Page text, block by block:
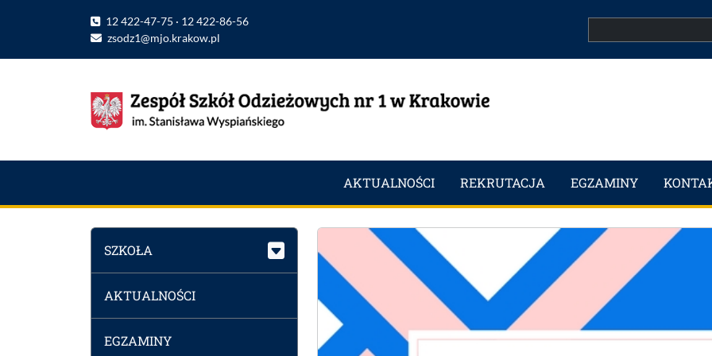
12 422-47-75 · 12 422-86-56
zsodz1@mjo.krakow.pl
AKTUALNOŚCI REKRUTACJA EGZAMINY
SZKOŁA
AKTUALNOŚCI
EGZAMINY